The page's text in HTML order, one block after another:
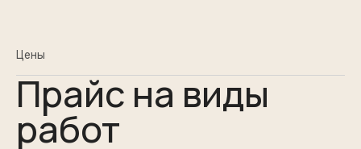
Цены
Прайс на виды
работ